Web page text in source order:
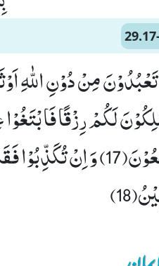
تَعْبُدُوْنَ مِنْ دُوْنِ اللّٰهِ
لَكُمْ رِزْقًا
تُرْجَعُوْنَ(17) وَ اِنْ